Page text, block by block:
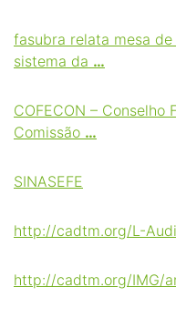
fasubra relata mesa
sistema da …
COFECON – Conselho
Comissão …
SINASEFE
http://cadtm.org/L-
http://cadtm.org/IMG/